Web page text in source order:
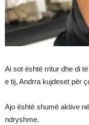
Ai sot është rritur dhe di
e tij, Andrra kujdeset për
Ajo është shumë aktive
ndryshme.